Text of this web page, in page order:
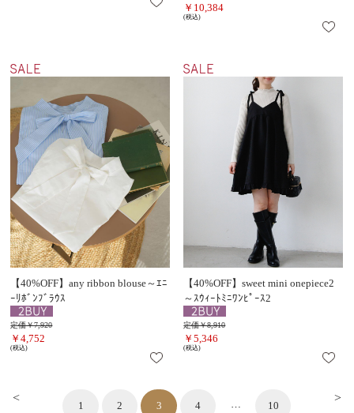
￥10,384
(税込)
【40%OFF】any ribbon blouse～ｴﾆ
ｰﾘﾎﾞﾝﾌﾞﾗｳｽ
定価￥7,920
￥4,752
(税込)
【40%OFF】sweet mini onepiece2
～ｽｳｨｰﾄﾐﾆﾜﾝﾋﾟｰｽ2
定価￥8,910
￥5,346
(税込)
< >
1 2 3 4 10